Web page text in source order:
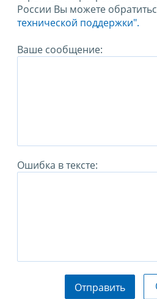
России Вы можете
технической поддержки".
Ваше сообщение:
Ошибка в тексте:
Отправить